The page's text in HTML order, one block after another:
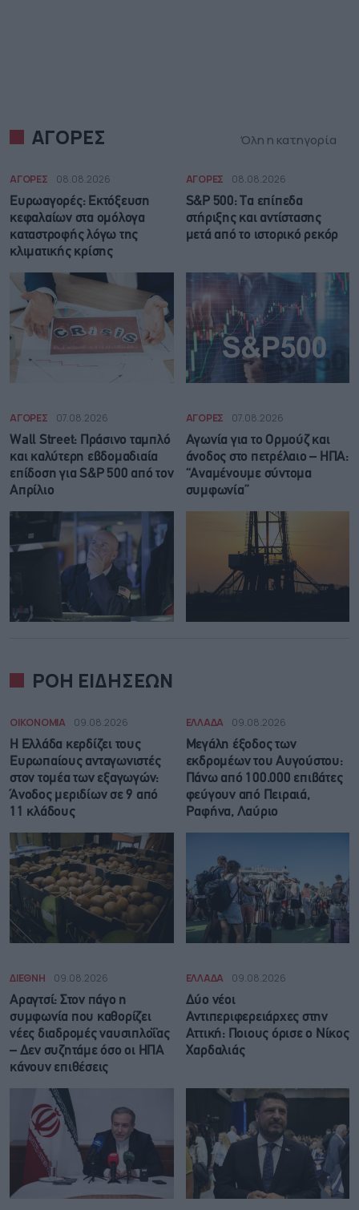
ΑΓΟΡΕΣ Όλη η κατηγορία
ΑΓΟΡΕΣ 08.08.2026
Ευρωαγορές: Εκτόξευση
κεφαλαίων στα ομόλογα
καταστροφής λόγω της
κλιματικής κρίσης
ΑΓΟΡΕΣ 08.08.2026
S&P 500: Τα επίπεδα
στήριξης και αντίστασης
μετά από το ιστορικό ρεκόρ
ΑΓΟΡΕΣ 07.08.2026
Wall Street: Πράσινο ταμπλό
και καλύτερη εβδομαδιαία
επίδοση για S&P 500 από τον
Απρίλιο
ΑΓΟΡΕΣ 07.08.2026
Αγωνία για το Ορμούζ και
άνοδος στο πετρέλαιο – ΗΠΑ:
“Αναμένουμε σύντομα
συμφωνία”
ΡΟΗ ΕΙΔΗΣΕΩΝ
ΟΙΚΟΝΟΜΙΑ 09.08.2026
Η Ελλάδα κερδίζει τους
Ευρωπαίους ανταγωνιστές
στον τομέα των εξαγωγών:
Άνοδος μεριδίων σε 9 από
11 κλάδους
ΕΛΛΑΔΑ 09.08.2026
Μεγάλη έξοδος των
εκδρομέων του Αυγούστου:
Πάνω από 100.000 επιβάτες
φεύγουν από Πειραιά,
Ραφήνα, Λαύριο
ΔΙΕΘΝΗ 09.08.2026
Αραγτσί: Στον πάγο η
συμφωνία που καθορίζει
νέες διαδρομές ναυσιπλοΐας
– Δεν συζητάμε όσο οι ΗΠΑ
κάνουν επιθέσεις
ΕΛΛΑΔΑ 09.08.2026
Δύο νέοι
Αντιπεριφερειάρχες στην
Αττική: Ποιους όρισε ο Νίκος
Χαρδαλιάς